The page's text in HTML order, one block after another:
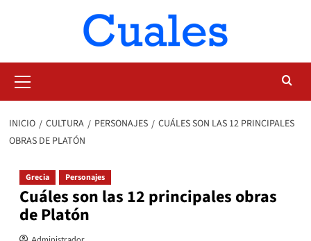
primario
INICIO CULTURA PERSONAJES
CUÁLES SON LAS 12 PRINCIPALES
OBRAS DE PLATÓN
Grecia Personajes
Cuáles son las 12 principales obras
de Platón